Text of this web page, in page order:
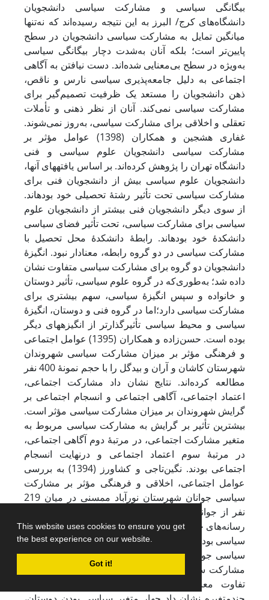
This website uses cookies to ensure you get
the best experience on our website.
Got it!
بیگانگی سیاسی و مشارکت سیاسی دانشجویان
دانشگاه‌های کرج/ البرز به این نتیجه رسیده‌اند که نه‌تنها
میانگین تمایل به مشارکت سیاسی دانشجویان در سطح
پایین‌تر است؛ بلکه آنان به‌شدت دچار بیگانگی سیاسی
به‌ویژه در سطح بی‌معنایی شده‌اند. دست نیافتن به آگاهی
اجتماعی به دلیل جامعه‌پذیری ‌سیاسی نارس و ناقص،
ذهن دانشجویان را مستعد یک ظرفیت تصمیم‌گیر برای
مشارکت سیاسی نمی‌کند. آنان از نظر ذهنی و تأملات
تعقلی و اخلاقی برای مشارکت سیاسی، به‌روز نمی‌شوند.
‌غفاری هشجین و همکاران (1398) عوامل مؤثر بر
مشارکت سیاسی دانشجویان علوم سیاسی و فنی
دانشگاه تهران را پژوهش کرده‌اند. بر اساس یافته‏های آنها،
دانشجویان علوم سیاسی بیش از دانشجویان فنی برای
مشارکت سیاسی تحت تأثیر رشتۀ تحصیلی خود بوده‏اند.
‌از سوی دیگر دانشجویان فنی بیشتر از دانشجویان علوم
سیاسی برای مشارکت سیاسی، تحت تأثیر فضای سیاسی
دانشکدۀ خود بوده‏اند. ‌رابطۀ دانشکدۀ محل تحصیل با
مشارکت سیاسی در دو گروه رابطه، معنادار نبود. ‌انگیزۀ
دانشجویان دو گروه برای مشارکت سیاسی متفاوت نشان
داده شد؛ ‌به‌طوری‌که در گروه علوم سیاسی، تأثیر دوستان
و خانواده و سپس انگیزۀ سیاسی، سهم بیشتری برای
مشارکت سیاسی دارد؛اما در گروه فنی و دوستان، انگیزۀ
سیاسی و محیط سیاسی تأثیرگذارتر از انگیزه‏های دیگر
بوده است. حسن‌زاده و همکاران (1395) عوامل اجتماعی
و فرهنگی مؤثر بر میزان مشارکت سیاسی شهروندان
شهرستان کاشان و آران و بیدگل را با حجم نمونۀ 400 نفر
مطالعه کرده‌اند. نتایج نشان داد مشارکت اجتماعی،
اعتماد اجتماعی، آگاهی اجتماعی و انسجام اجتماعی بر
گرایش شهروندان بر میزان مشارکت سیاسی مؤثر است.
‌بیشترین تأثیر بر گرایش به مشارکت سیاسی مربوط به
متغیر مشارکت اجتماعی، در مرتبۀ دوم آگاهی اجتماعی،
در مرتبۀ سوم اعتماد اجتماعی و درنهایت انسجام
اجتماعی بودند. ‌نگین‌تاجی و کشاورز (1394) به بررسی
عوامل اجتماعی، اخلاقی و فرهنگی مؤثر بر مشارکت
سیاسی جوانان شهرستان نورآباد ممسنی در میان 219
نفر از جوانان پرداختند. ‌نتایج مطالعۀ آنها نشان داد بین
رسانه‌های جمعی، تعهد اخلاقی و مذهبی، اعتماد اجتماعی،
سیاسی بودن دوستان و سیاسی بودن خانواده با مشارکت
سیاسی جوانان، رابطۀ مثبت و معناداری وجود دارد؛ بین
مشارکت سیاسی جوانان بر حسب جنسیت و تحصیلات،
تفاوت معناداری به دست نیامد و نتایج رگرسیون